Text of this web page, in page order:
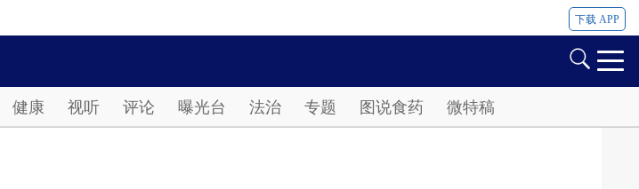
下载 APP
健康 视听 评论 曝光台 法治 专题 图说食药 微特稿